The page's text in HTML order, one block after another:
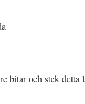
bitar och stek detta